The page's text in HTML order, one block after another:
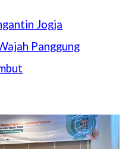
Jogja
Panggung